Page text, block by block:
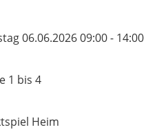
06.06.2026 09:00 - 14:00
1 bis 4
Heim